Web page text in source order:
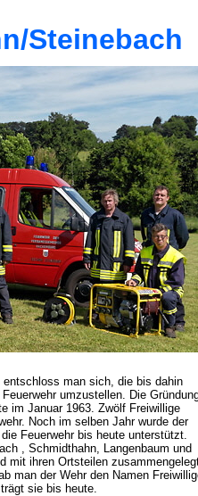
Steinebach
entschloss man sich, die bis dahin
umzustellen. Die
im Januar 1963. Zwölf Freiwillige
Noch im selben Jahr wurde der
Feuerwehr bis heute unterstützt.
, Schmidthahn, Langenbaum und
mit ihren Ortsteilen
man der Wehr den Namen
sie bis heute.